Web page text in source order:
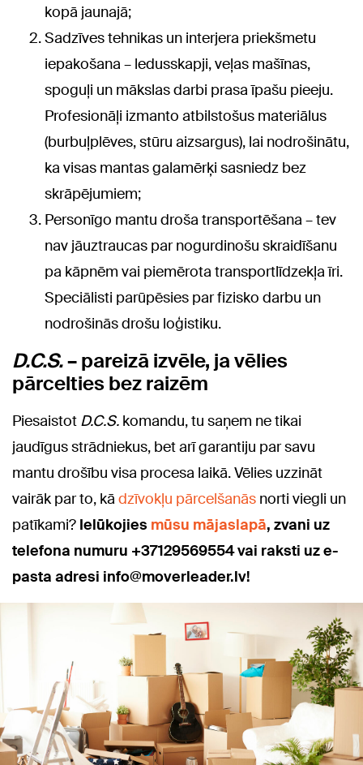
kopā jaunajā;
Sadzīves tehnikas un interjera priekšmetu
iepakošana – ledusskapji, veļas mašīnas,
spoguļi un mākslas darbi prasa īpašu pieeju.
Profesionāļi izmanto atbilstošus materiālus
(burbuļplēves, stūru aizsargus), lai nodrošinātu,
ka visas mantas galamērķi sasniedz bez
skrāpējumiem;
Personīgo mantu droša transportēšana – tev
nav jāuztraucas par nogurdinošu skraidīšanu
pa kāpnēm vai piemērota transportlīdzekļa īri.
Speciālisti parūpēsies par fizisko darbu un
nodrošinās drošu loģistiku.
D.C.S.– pareizā izvēle, ja vēlies
pārcelties bez raizēm
Piesaistot D.C.S. komandu, tu saņem ne tikai
jaudīgus strādniekus, bet arī garantiju par savu
mantu drošību visa procesa laikā. Vēlies uzzināt
vairāk par to, kā dzīvokļu pārcelšanās norti viegli un
patīkami? Ielūkojies mūsu mājaslapā, zvani uz
telefona numuru +37129569554 vai raksti uz e-
pasta adresi info@moverleader.lv!